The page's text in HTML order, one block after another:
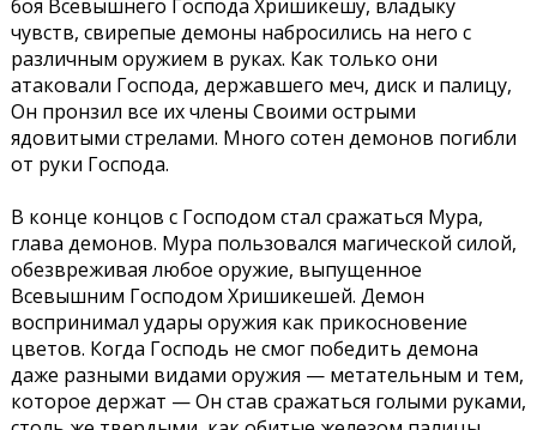
боя Всевышнего Господа Хришикешу, владыку
чувств, свирепые демоны набросились на него с
различным оружием в руках. Как только они
атаковали Господа, державшего меч, диск и палицу,
Он пронзил все их члены Своими острыми
ядовитыми стрелами. Много сотен демонов погибли
от руки Господа.
В конце концов с Господом стал сражаться Мура,
глава демонов. Мура пользовался магической силой,
обезвреживая любое оружие, выпущенное
Всевышним Господом Хришикешей. Демон
воспринимал удары оружия как прикосновение
цветов. Когда Господь не смог победить демона
даже разными видами оружия — метательным и тем,
которое держат — Он став сражаться голыми руками,